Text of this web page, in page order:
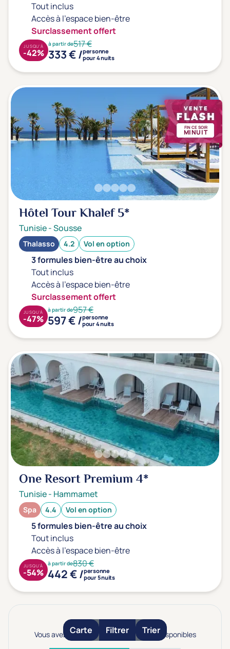
Tout inclus
Accès à l'espace bien-être
Surclassement offert
à partir de517 €
333 € /personne
pour 4 nuits
JUSQU'À
-42%
FIN CE SOIR
MINUIT
Hôtel Tour Khalef5*
Tunisie-Sousse
Thalasso 4.2 Vol en option
3 formules bien-être au choix
Tout inclus
Accès à l'espace bien-être
Surclassement offert
à partir de957 €
597 € /personne
pour 4 nuits
JUSQU'À
-47%
One Resort Premium4*
Tunisie- Hammamet
Spa 4.4 Vol en option
5 formules bien-être au choix
Tout inclus
Accès à l'espace bien-être
à partir de830 €
442 € /personne
pour 5 nuits
JUSQU'À
-54%
Vous avez vu 25 établissements sur 41 disponibles
Carte Filtrer Trier